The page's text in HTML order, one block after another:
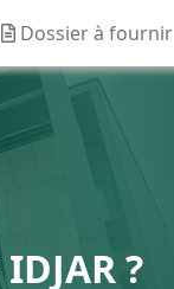
Dossier à fournir
?